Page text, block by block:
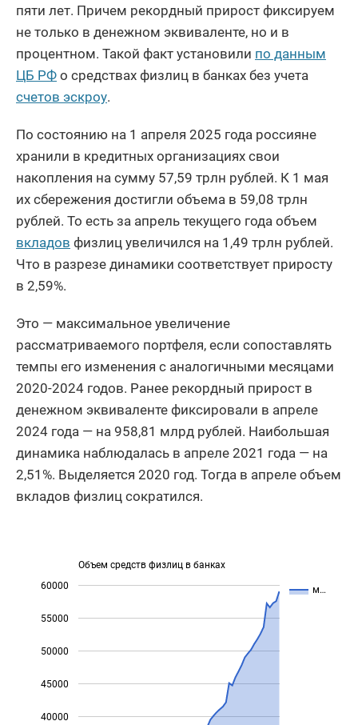
пяти лет. Причем рекордный прирост фиксируем
не только в денежном эквиваленте, но и в
процентном. Такой факт установили по данным
ЦБ РФ о средствах физлиц в банках без учета
счетов эскроу.
По состоянию на 1 апреля 2025 года россияне
хранили в кредитных организациях свои
накопления на сумму 57,59 трлн рублей. К 1 мая
их сбережения достигли объема в 59,08 трлн
рублей. То есть за апрель текущего года объем
вкладов физлиц увеличился на 1,49 трлн рублей.
Что в разрезе динамики соответствует приросту
в 2,59%.
Это — максимальное увеличение
рассматриваемого портфеля, если сопоставлять
темпы его изменения с аналогичными месяцами
2020-2024 годов. Ранее рекордный прирост в
денежном эквиваленте фиксировали в апреле
2024 года — на 958,81 млрд рублей. Наибольшая
динамика наблюдалась в апреле 2021 года — на
2,51%. Выделяется 2020 год. Тогда в апреле объем
вкладов физлиц сократился.
Объем средств физлиц в банках
м…
40000
45000
50000
55000
60000